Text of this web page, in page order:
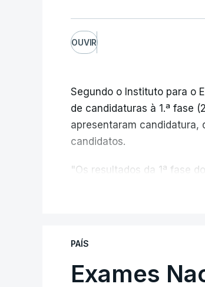
OUVIR
Segundo o Instituto para o
de candidaturas à 1.ª fase
apresentaram candidatura,
candidatos.
"Os resultados da 1ª fase
de ingresso", refere o
O MECI salienta que,
PAÍS
Exames